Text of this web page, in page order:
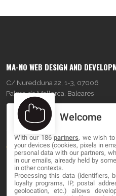
MA-NO WEB DESIGN AND
C/ Nuredduna 22, 1-3, 07006
Palma de Mallorca, Baleares
OUR COMPANY
About
Blog
Contact
Welcome
With our 186partners, we wish
your devices (cookies, pixels in
personal data with our partners,
in our emails, already held by
in other contexts.
Processing this data (identifiers,
loyalty programs, IP, postal
geolocation, etc.) allows